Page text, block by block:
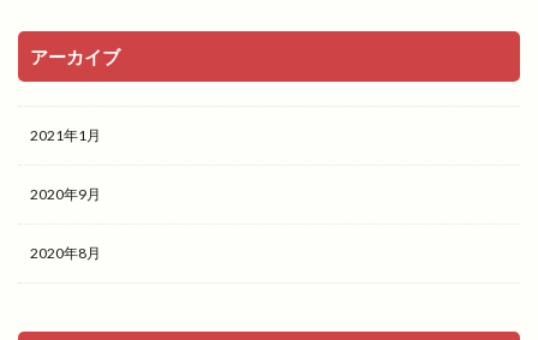
アーカイブ
2021年1月
2020年9月
2020年8月